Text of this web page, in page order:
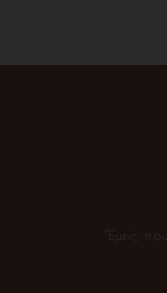
“Εμείς